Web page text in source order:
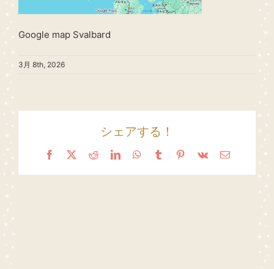
Google map Svalbard
3月 8th, 2026
シェアする！
Facebook
X RedditLinkedInWhatsApp
TumblrPinterest
Vk Email